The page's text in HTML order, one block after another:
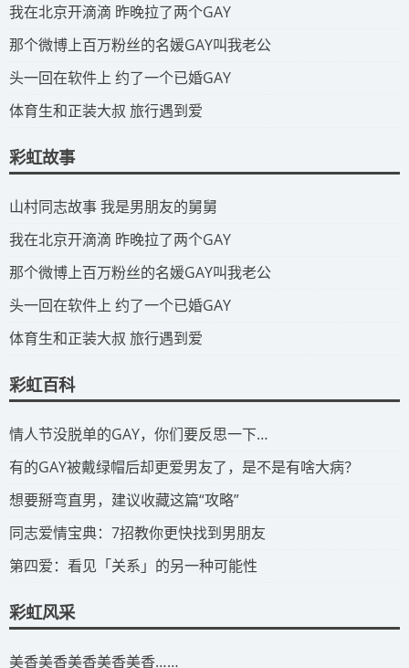
​我在北京开滴滴 昨晚拉了两个GAY
​那个微博上百万粉丝的名媛GAY叫我老公
​头一回在软件上 约了一个已婚GAY
​体育生和正装大叔 旅行遇到爱
彩虹故事
​山村同志故事 我是男朋友的舅舅
​我在北京开滴滴 昨晚拉了两个GAY
​那个微博上百万粉丝的名媛GAY叫我老公
​头一回在软件上 约了一个已婚GAY
​体育生和正装大叔 旅行遇到爱
彩虹百科
​情人节没脱单的GAY，你们要反思一下…
​有的GAY被戴绿帽后却更爱男友了，是不是有啥大病？
​想要掰弯直男，建议收藏这篇“攻略”
​同志爱情宝典：7招教你更快找到男朋友
​第四爱：看见「关系」的另一种可能性
彩虹风采
​美香美香美香美香美香……